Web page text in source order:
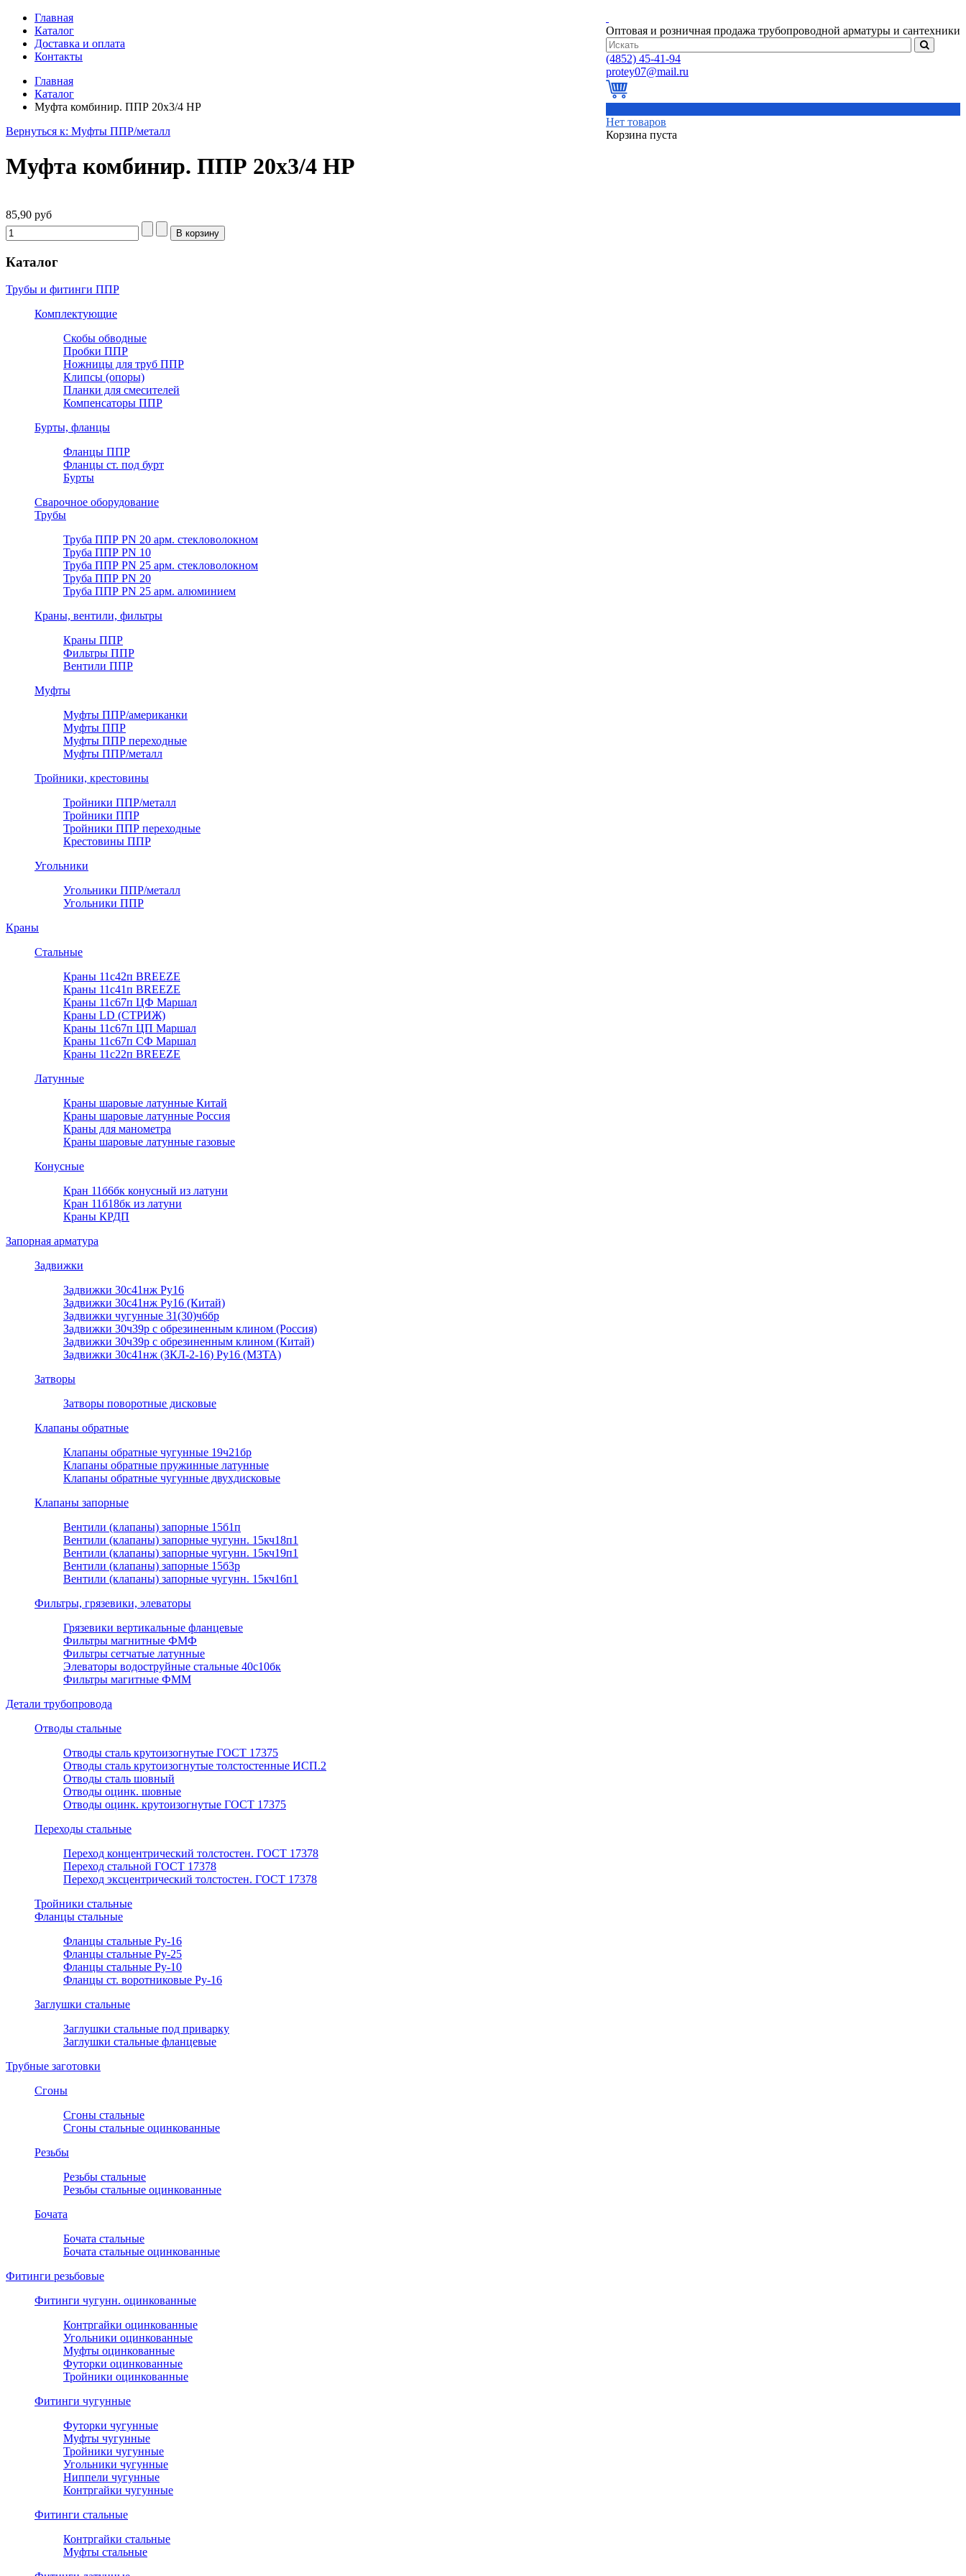
Оптовая и розничная продажа трубопроводной арматуры и сантехники
(4852) 45-41-94
Нет товаров
Корзина пуста
Главная
Каталог
Доставка и оплата
Контакты
Главная
Каталог
Муфта комбинир. ППР 20х3/4 НР
Вернуться к: Муфты ППР/металл
Муфта комбинир. ППР 20х3/4 НР
85,90 руб
Каталог
Трубы и фитинги ППР
Комплектующие
Скобы обводные
Пробки ППР
Ножницы для труб ППР
Клипсы (опоры)
Планки для смесителей
Компенсаторы ППР
Бурты, фланцы
Фланцы ППР
Фланцы ст. под бурт
Бурты
Сварочное оборудование
Трубы
Труба ППР PN 20 арм. стекловолокном
Труба ППР PN 10
Труба ППР PN 25 арм. стекловолокном
Труба ППР PN 20
Труба ППР PN 25 арм. алюминием
Краны, вентили, фильтры
Краны ППР
Фильтры ППР
Вентили ППР
Муфты
Муфты ППР/американки
Муфты ППР
Муфты ППР переходные
Муфты ППР/металл
Тройники, крестовины
Тройники ППР/металл
Тройники ППР
Тройники ППР переходные
Крестовины ППР
Угольники
Угольники ППР/металл
Угольники ППР
Краны
Стальные
Краны 11с42п BREEZE
Краны 11с41п BREEZE
Краны 11с67п ЦФ Маршал
Краны LD (СТРИЖ)
Краны 11с67п ЦП Маршал
Краны 11с67п СФ Маршал
Краны 11с22п BREEZE
Латунные
Краны шаровые латунные Китай
Краны шаровые латунные Россия
Краны для манометра
Краны шаровые латунные газовые
Конусные
Кран 11б6бк конусный из латуни
Кран 11б18бк из латуни
Краны КРДП
Запорная арматура
Задвижки
Задвижки 30с41нж Ру16
Задвижки 30с41нж Ру16 (Китай)
Задвижки чугунные 31(30)ч6бр
Задвижки 30ч39р с обрезиненным клином (Россия)
Задвижки 30ч39р с обрезиненным клином (Китай)
Задвижки 30с41нж (ЗКЛ-2-16) Ру16 (МЗТА)
Затворы
Затворы поворотные дисковые
Клапаны обратные
Клапаны обратные чугунные 19ч21бр
Клапаны обратные пружинные латунные
Клапаны обратные чугунные двухдисковые
Клапаны запорные
Вентили (клапаны) запорные 15б1п
Вентили (клапаны) запорные чугунн. 15кч18п1
Вентили (клапаны) запорные чугунн. 15кч19п1
Вентили (клапаны) запорные 15б3р
Вентили (клапаны) запорные чугунн. 15кч16п1
Фильтры, грязевики, элеваторы
Грязевики вертикальные фланцевые
Фильтры магнитные ФМФ
Фильтры сетчатые латунные
Элеваторы водоструйные стальные 40с10бк
Фильтры магитные ФММ
Детали трубопровода
Отводы стальные
Отводы сталь крутоизогнутые ГОСТ 17375
Отводы сталь крутоизогнутые толстостенные ИСП.2
Отводы сталь шовный
Отводы оцинк. шовные
Отводы оцинк. крутоизогнутые ГОСТ 17375
Переходы стальные
Переход концентрический толстостен. ГОСТ 17378
Переход стальной ГОСТ 17378
Переход эксцентрический толстостен. ГОСТ 17378
Тройники стальные
Фланцы стальные
Фланцы стальные Ру-16
Фланцы стальные Ру-25
Фланцы стальные Ру-10
Фланцы ст. воротниковые Ру-16
Заглушки стальные
Заглушки стальные под приварку
Заглушки стальные фланцевые
Трубные заготовки
Сгоны
Сгоны стальные
Сгоны стальные оцинкованные
Резьбы
Резьбы стальные
Резьбы стальные оцинкованные
Бочата
Бочата стальные
Бочата стальные оцинкованные
Фитинги резьбовые
Фитинги чугунн. оцинкованные
Контргайки оцинкованные
Угольники оцинкованные
Муфты оцинкованные
Футорки оцинкованные
Тройники оцинкованные
Фитинги чугунные
Футорки чугунные
Муфты чугунные
Тройники чугунные
Угольники чугунные
Ниппели чугунные
Контргайки чугунные
Фитинги стальные
Контргайки стальные
Муфты стальные